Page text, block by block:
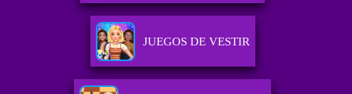
JUEGOS DE VESTIR